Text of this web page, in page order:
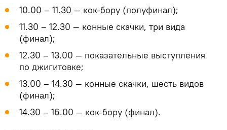
10.00 – 11.30 — кок-бору (полуфинал);
11.30 – 12.30 — конные скачки, три вида
(финал);
12.30 – 13.00 — показательные выступления
по джигитовке;
13.00 – 14.30 — конные скачки, шесть видов
(финал);
14.30 – 16.00 — кок-бору (финал).